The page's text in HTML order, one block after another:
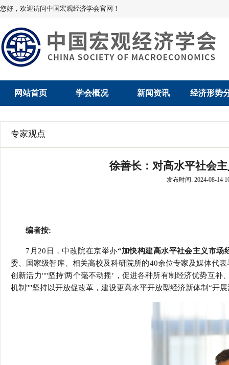
您好，欢迎访问中国宏观经济学会官网！
网站首页 学会概况
特邀研究员
新闻资讯
学会动态
经济形势
经济运行与
价格指数
专家观点
徐善长：对高水平社会
发布时间: 2024-08-14
编者按:
7月20日，中改院在京举办“加快构建高水平社会主义市场
委、国家级智库、相关高校及科研院所的40余位专家及媒体代
创新活力""坚持'两个毫不动摇’，促进各种所有制经济优势互
机制""坚持以开放促改革，建设更高水平开放型经济新体制“开